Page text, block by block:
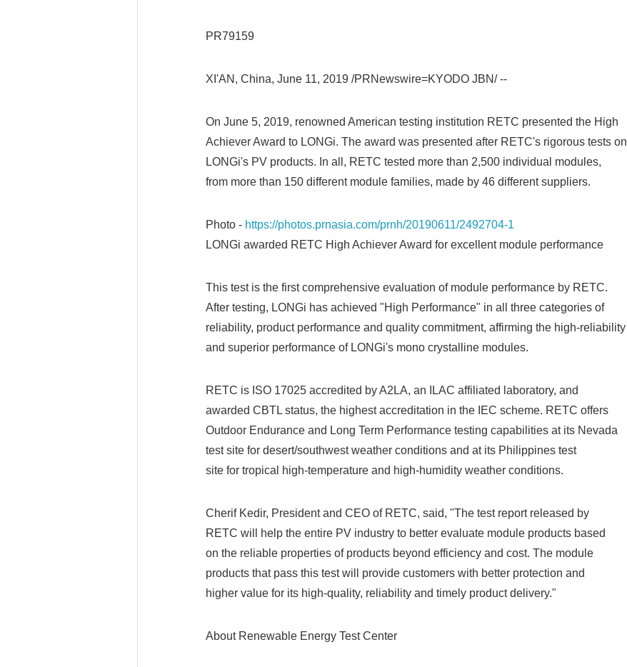
PR79159
XI'AN, China, June 11, 2019 /PRNewswire=KYODO JBN/ --
On June 5, 2019, renowned American testing institution RETC presented the High
Achiever Award to LONGi. The award was presented after RETC's rigorous tests on
LONGi's PV products. In all, RETC tested more than 2,500 individual modules,
from more than 150 different module families, made by 46 different suppliers.
Photo - https://photos.prnasia.com/prnh/20190611/2492704-1
LONGi awarded RETC High Achiever Award for excellent module performance
This test is the first comprehensive evaluation of module performance by RETC.
After testing, LONGi has achieved "High Performance" in all three categories of
reliability, product performance and quality commitment, affirming the high-reliability
and superior performance of LONGi's mono crystalline modules.
RETC is ISO 17025 accredited by A2LA, an ILAC affiliated laboratory, and
awarded CBTL status, the highest accreditation in the IEC scheme. RETC offers
Outdoor Endurance and Long Term Performance testing capabilities at its Nevada
test site for desert/southwest weather conditions and at its Philippines test
site for tropical high-temperature and high-humidity weather conditions.
Cherif Kedir, President and CEO of RETC, said, "The test report released by
RETC will help the entire PV industry to better evaluate module products based
on the reliable properties of products beyond efficiency and cost. The module
products that pass this test will provide customers with better protection and
higher value for its high-quality, reliability and timely product delivery."
About Renewable Energy Test Center
Japanese